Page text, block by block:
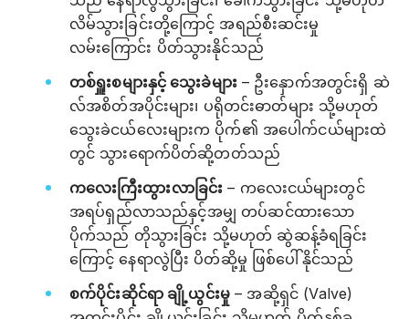
လိမ်သွားခြင်းတို့ကြောင့် အရည်စီးဆင်းမှု
လမ်းကြောင်း ပိတ်သွားနိုင်သည်
တစ်ရှူးစများနှင့် သွေးခဲများ– ဦးနှောက်အတွင်းရှိ ဆဲ
လ်အစိတ်အပိုင်းများ၊ ပရိုတင်းဓာတ်များ သို့မဟုတ်
သွေးခဲငယ်လေးများက ပိုက်၏ အပေါက်ငယ်များထဲ
တွင် သွားရောက်ပိတ်ဆို့တတ်သည်
ကလေးကြီးထွားလာခြင်း – ကလေးငယ်များတွင်
အရပ်ရှည်လာသည်နှင့်အမျှ တပ်ဆင်ထားသော
ပိုက်သည် တိုသွားခြင်း သို့မဟုတ် ဆွဲဆန့်ခံရခြင်း
ကြောင့် နေရာလွဲပြီး ပိတ်ဆို့မှု ဖြစ်ပေါ်နိုင်သည်
စက်ပိုင်းဆိုင်ရာ ချို့ယွင်းမှု– အဆို့ရှင် (Valve)